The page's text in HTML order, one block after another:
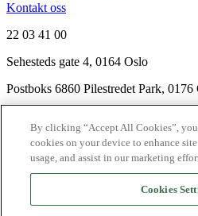
Kontakt oss
22 03 41 00
Sehesteds gate 4, 0164 Oslo
Postboks 6860 Pilestredet Park, 0176
Nyhetsbrev
Ledige stillinger
Send inn manus
By clicking “Accept All Cookies”,
cookies on your device to enhance
usage, and assist in our marketing
Cookies